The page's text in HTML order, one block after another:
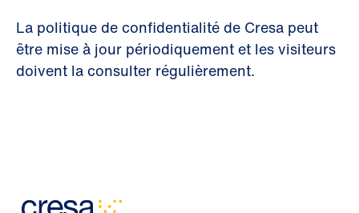
La politique de confidentialité de Cresa peut
être mise à jour périodiquement et les visiteurs
doivent la consulter régulièrement.